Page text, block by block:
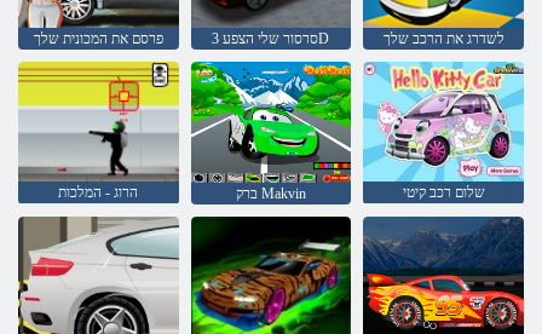
פרסם את המכונית שלך סרסור שלי הצפע 3D לשדרג את הרכב שלך
הרוג - המלכות ברק Makvin שלום רכב קיטי